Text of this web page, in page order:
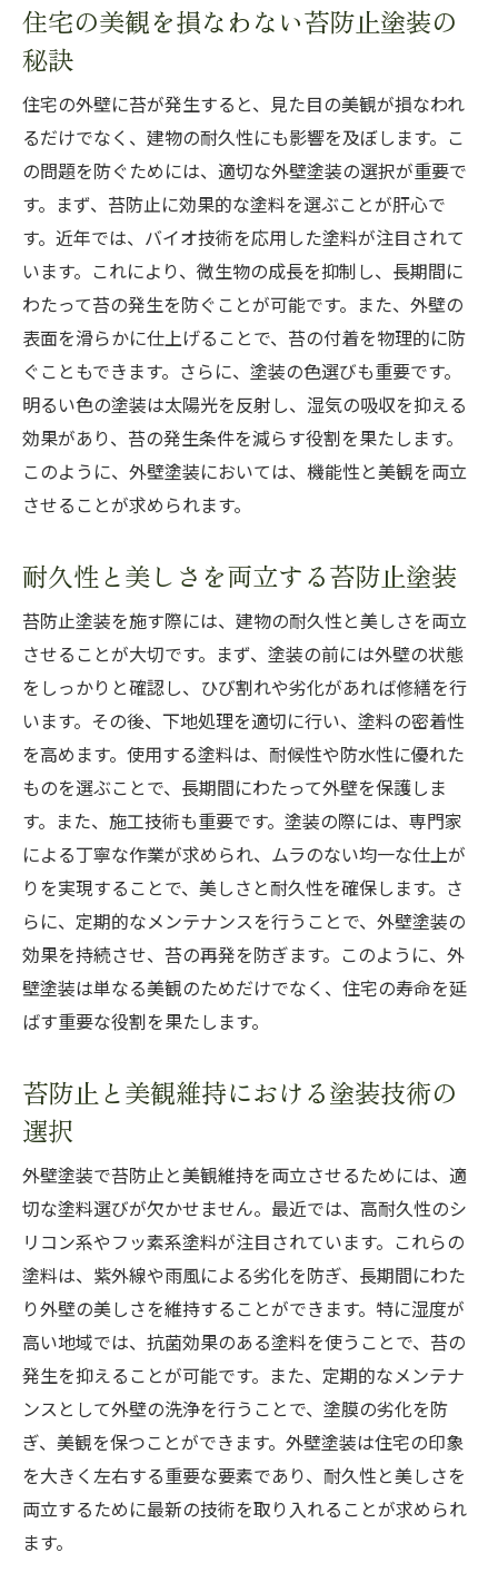
住宅の美観を損なわない苔防止塗装の
秘訣
住宅の外壁に苔が発生すると、見た目の美観が損なわれ
るだけでなく、建物の耐久性にも影響を及ぼします。こ
の問題を防ぐためには、適切な外壁塗装の選択が重要で
す。まず、苔防止に効果的な塗料を選ぶことが肝心で
す。近年では、バイオ技術を応用した塗料が注目されて
います。これにより、微生物の成長を抑制し、長期間に
わたって苔の発生を防ぐことが可能です。また、外壁の
表面を滑らかに仕上げることで、苔の付着を物理的に防
ぐこともできます。さらに、塗装の色選びも重要です。
明るい色の塗装は太陽光を反射し、湿気の吸収を抑える
効果があり、苔の発生条件を減らす役割を果たします。
このように、外壁塗装においては、機能性と美観を両立
させることが求められます。
耐久性と美しさを両立する苔防止塗装
苔防止塗装を施す際には、建物の耐久性と美しさを両立
させることが大切です。まず、塗装の前には外壁の状態
をしっかりと確認し、ひび割れや劣化があれば修繕を行
います。その後、下地処理を適切に行い、塗料の密着性
を高めます。使用する塗料は、耐候性や防水性に優れた
ものを選ぶことで、長期間にわたって外壁を保護しま
す。また、施工技術も重要です。塗装の際には、専門家
による丁寧な作業が求められ、ムラのない均一な仕上が
りを実現することで、美しさと耐久性を確保します。さ
らに、定期的なメンテナンスを行うことで、外壁塗装の
効果を持続させ、苔の再発を防ぎます。このように、外
壁塗装は単なる美観のためだけでなく、住宅の寿命を延
ばす重要な役割を果たします。
苔防止と美観維持における塗装技術の
選択
外壁塗装で苔防止と美観維持を両立させるためには、適
切な塗料選びが欠かせません。最近では、高耐久性のシ
リコン系やフッ素系塗料が注目されています。これらの
塗料は、紫外線や雨風による劣化を防ぎ、長期間にわた
り外壁の美しさを維持することができます。特に湿度が
高い地域では、抗菌効果のある塗料を使うことで、苔の
発生を抑えることが可能です。また、定期的なメンテナ
ンスとして外壁の洗浄を行うことで、塗膜の劣化を防
ぎ、美観を保つことができます。外壁塗装は住宅の印象
を大きく左右する重要な要素であり、耐久性と美しさを
両立するために最新の技術を取り入れることが求められ
ます。